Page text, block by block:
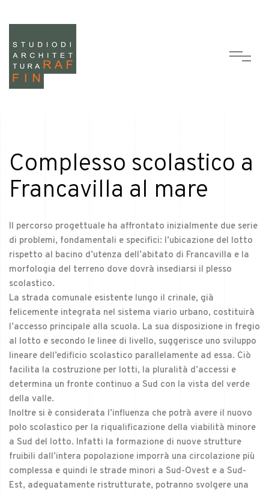
Complesso scolastico a
Francavilla al mare
Il percorso progettuale ha affrontato inizialmente due serie
di problemi, fondamentali e specifici: l’ubicazione del lotto
rispetto al bacino d’utenza dell’abitato di Francavilla e la
morfologia del terreno dove dovrà insediarsi il plesso
scolastico.
La strada comunale esistente lungo il crinale, già
felicemente integrata nel sistema viario urbano, costituirà
l’accesso principale alla scuola. La sua disposizione in fregio
al lotto e secondo le linee di livello, suggerisce uno sviluppo
lineare dell’edificio scolastico parallelamente ad essa. Ciò
facilita la costruzione per lotti, la pluralità d’accessi e
determina un fronte continuo a Sud con la vista del verde
della valle.
Inoltre si è considerata l’influenza che potrà avere il nuovo
polo scolastico per la riqualificazione della viabilità minore
a Sud del lotto. Infatti la formazione di nuove strutture
fruibili dall’intera popolazione imporrà una circolazione più
complessa e quindi le strade minori a Sud-Ovest e a Sud-
Est, adeguatamente ristrutturate, potranno svolgere una